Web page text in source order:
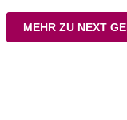
MEHR ZU NEXT